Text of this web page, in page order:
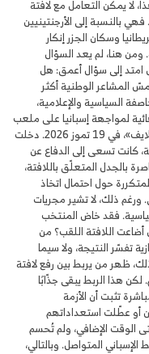
لا يمكن التعامل مع لافتة
بالنسبة إلى الأرجنتينيين
وسكان الجزر إنكار
ومن هنا، لم يعد السؤال
امتد إلى سؤال أعمق: هل
المشاعر الوطنية أكثر
السياسية والإعلامية،
لمواجهة إسبانيا على ملعب
نيويورك–نيو جيرسي، المعروف تجاريًا باسم «ميتلايف»، في 19 تموز 2026. دخلت
كانت تسعى إلى الدفاع عن
بالجدل المتعلّق باللافتة،
حول احتمال اتخاذ
ورغم ذلك، لا تشير مجريات
فقد خاض المنتخب
أضاعت اللافتة اللقب؟ من
تفسّر النتيجة، ولا سيما
ظهر من يربط بين رفع لافتة
لكن هذا الربط يبقى جذّابًا
تثبت أن الأزمة
أو عطّلت استعداداتهم
الوقت الإضافي، ولم تُحسم
المتواصل. وبالتالي،